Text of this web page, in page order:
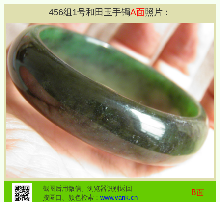
456组 1号和田玉手镯A面照片：
截图后用微信、浏览器识别返回
按圈口、颜色检索： www.vank.cn
B面